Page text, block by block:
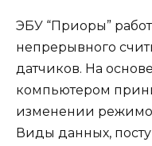
ЭБУ “Приоры”
непрерывного
датчиков. На
компьютером
изменении
Виды данных,